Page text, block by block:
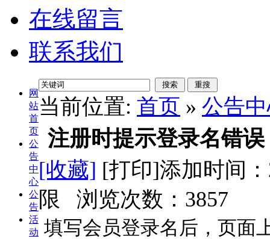
在线留言
联系我们
网
站
首
页
公
告
中
心
公
告
活
动
当前位置: 首页 » 公告
注册时提示登录名错误
[收藏] [打印]添加时间
限 浏览次数： 3857
填写会员登录名后，页面